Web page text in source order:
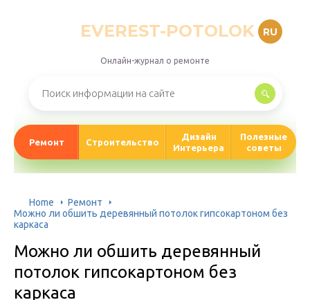
EVEREST-POTOLOK RU
Онлайн-журнал о ремонте
Ремонт Строительство
Дизайн
Интерьера
Полезные
советы
Home
Ремонт
Можно ли обшить деревянный потолок гипсокартоном без
каркаса
Можно ли обшить деревянный
потолок гипсокартоном без
каркаса